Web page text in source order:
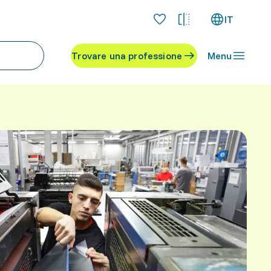
IT
Trovare una professione Menu